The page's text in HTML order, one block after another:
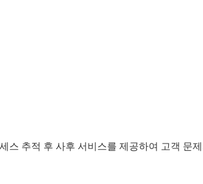
스 추적 후 사후 서비스를 제공하여 고객 문